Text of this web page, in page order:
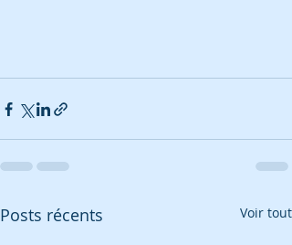
Posts récents Voir tout